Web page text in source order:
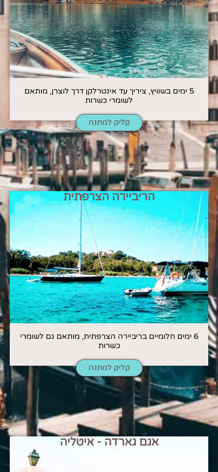
5 ימים בשוויץ, ציריך עד אינטרלקן דרך לוצרן, מותאם
לשומרי כשרות
קליק למתנה
הריביירה הצרפתית
6 ימים חלומיים בריביירה הצרפתית, מותאם גם לשומרי
כשרות
קליק למתנה
אגם גארדה - איטליה